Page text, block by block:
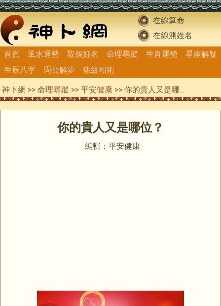
在線算命
在線測姓名
首頁
風水運勢 取個好名 命理尋蹤 生肖運勢
星座解疑
生辰八字
周公解夢 痣紋相術
神卜網 >> 命理尋蹤 >> 平安健康 >> 你的貴人又是哪位？
你的貴人又是哪位？
編輯：平安健康